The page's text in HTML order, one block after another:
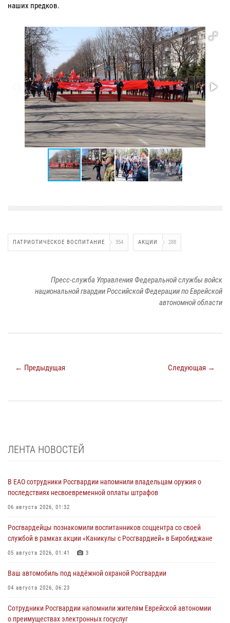
наших предков.
ПАТРИОТИЧЕСКОЕ ВОСПИТАНИЕ 354 АКЦИИ 288
Пресс-служба Управления Федеральной службы войск
национальной гвардии Российской Федерации по Еврейской
автономной области
← Предыдущая Следующая →
ЛЕНТА НОВОСТЕЙ
В ЕАО сотрудники Росгвардии напомнили владельцам оружия о
последствиях несвоевременной оплаты штрафов
06 августа 2026, 01:32
Росгвардейцы познакомили воспитанников соццентра со своей
службой в рамках акции «Каникулы с Росгвардией» в Биробиджане
05 августа 2026, 01:41 3
Ваш автомобиль под надёжной охраной Росгвардии
04 августа 2026, 06:23
Сотрудники Росгвардии напомнили жителям Еврейской автономии
о преимуществах электронных госуслуг